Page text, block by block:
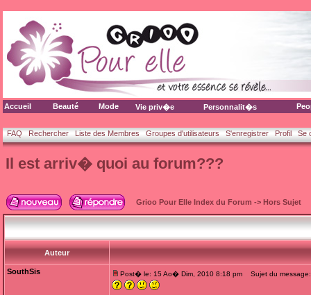
Accueil Beauté Mode Vie priv�e Personnalit�s
FAQ Rechercher Liste des Membres Groupes d'utilisateurs S'enregistrer Profil Se
Il est arriv� quoi au forum???
Grioo Pour Elle Index du Forum -> Hors Sujet
Auteur
SouthSis Post� le: 15 Ao� Dim, 2010 8:18 pm Sujet du